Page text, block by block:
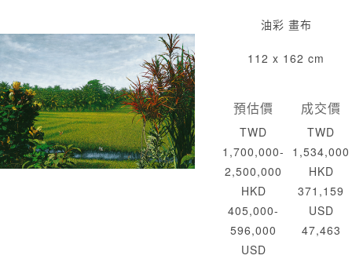
油彩 畫布
112 x 162 cm
預估價
TWD
1,700,000-
2,500,000
HKD
405,000-
596,000
USD
成交價
TWD
1,534,000
HKD
371,159
USD
47,463